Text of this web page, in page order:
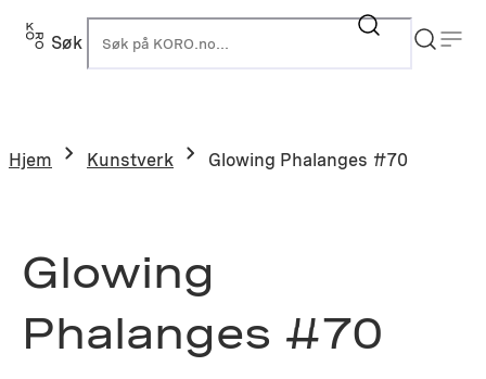
Hopp
Søk
Hjem Kunstverk Glowing Phalanges #70
Glowing
Phalanges #70